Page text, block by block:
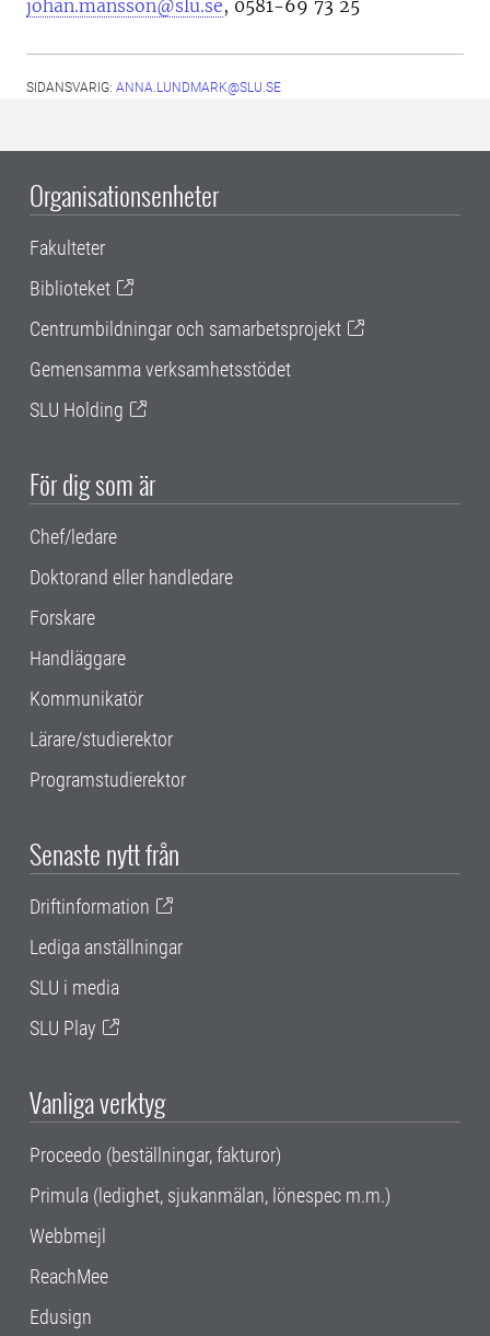
johan.mansson@slu.se, 0581-69 73 25
SIDANSVARIG: ANNA.LUNDMARK@SLU.SE
Organisationsenheter
Fakulteter
Biblioteket
Centrumbildningar och samarbetsprojekt
Gemensamma verksamhetsstödet
SLU Holding
För dig som är
Chef/ledare
Doktorand eller handledare
Forskare
Handläggare
Kommunikatör
Lärare/studierektor
Programstudierektor
Senaste nytt från
Driftinformation
Lediga anställningar
SLU i media
SLU Play
Vanliga verktyg
Proceedo (beställningar, fakturor)
Primula (ledighet, sjukanmälan, lönespec m.m.)
Webbmejl
ReachMee
Edusign